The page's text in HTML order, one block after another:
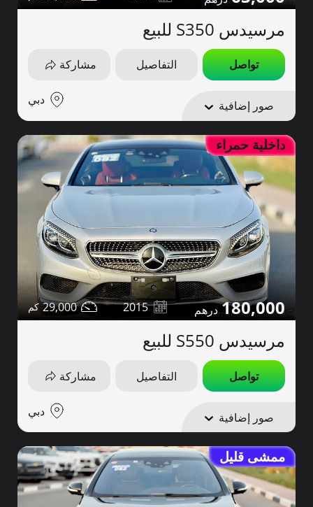
مرسيدس S350 للبيع
تواصل التفاصيل مشاركة
صور إضافية دبي
داخلية حمراء
180,000
2015
29,000
مرسيدس S550 للبيع
تواصل التفاصيل مشاركة
صور إضافية دبي
ممشى قليل